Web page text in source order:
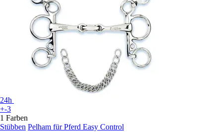
24h
+-3
1 Farben
Stübben Pelham für Pferd Easy Control